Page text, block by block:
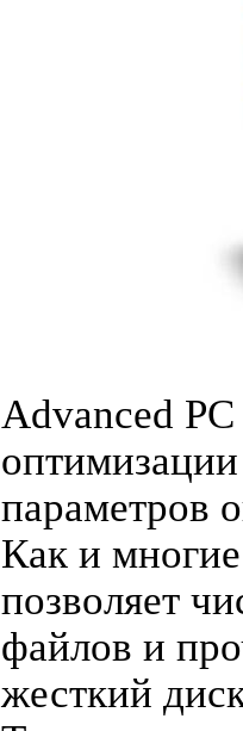
Advanced
параметров
Как и
позволяет
файлов и
жесткий